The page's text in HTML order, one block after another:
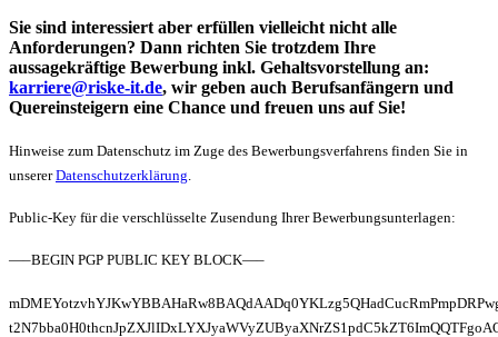
Sie sind interessiert aber erfüllen vielleicht nicht alle
Anforderungen? Dann richten Sie trotzdem Ihre
aussagekräftige Bewerbung inkl. Gehaltsvorstellung an:
karriere@riske-it.de, wir geben auch Berufsanfängern und
Quereinsteigern eine Chance und freuen uns auf Sie!
Hinweise zum Datenschutz im Zuge des Bewerbungsverfahrens finden Sie in
unsererDatenschutzerklärung.
Public-Key für die verschlüsselte Zusendung Ihrer Bewerbungsunterlagen:
—–BEGIN PGP PUBLIC KEY BLOCK—–